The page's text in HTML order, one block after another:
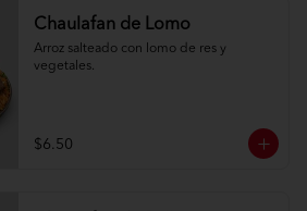
Chaulafan de Lomo
Arroz salteado con lomo de res y
vegetales.
$6.50